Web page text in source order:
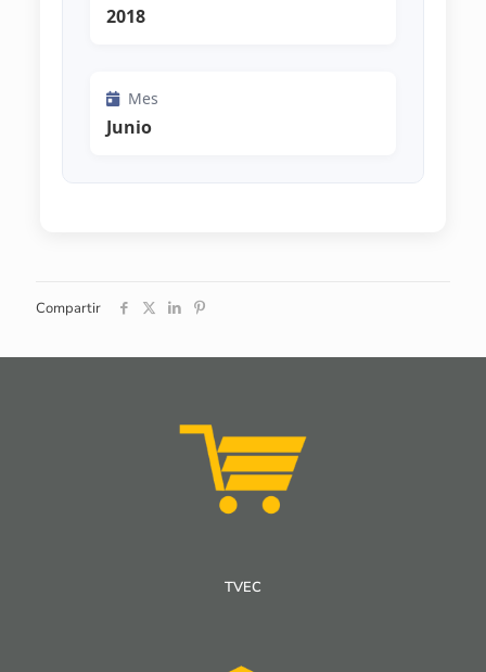
2018
Mes
Junio
Compartir
TVEC